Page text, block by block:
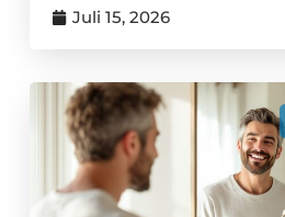
Juli 15, 2026